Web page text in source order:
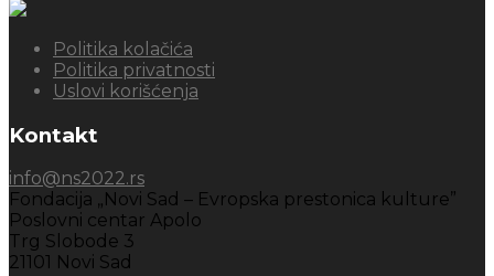
Politika kolačića
Politika privatnosti
Uslovi korišćenja
Kontakt
info@ns2022.rs
Fondacija „Novi Sad – Evropska prestonica kulture”
Poslovni centar Apolo
Trg Slobode 3
21101 Novi Sad